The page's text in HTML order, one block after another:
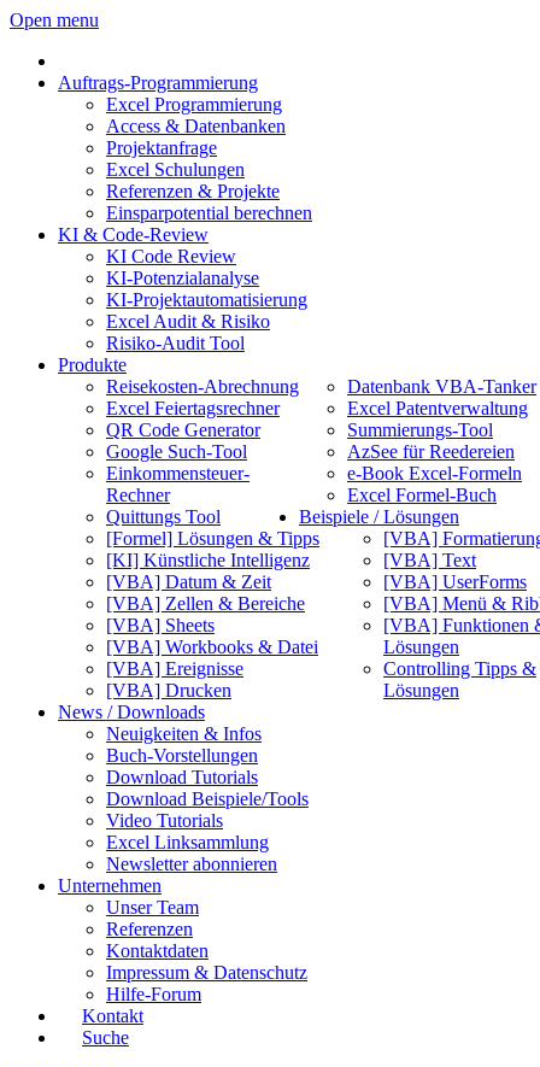
Open menu
Auftrags-Programmierung
Excel Programmierung
Access & Datenbanken
Projektanfrage
Excel Schulungen
Referenzen & Projekte
Einsparpotential berechnen
KI & Code-Review
KI Code Review
KI-Potenzialanalyse
KI-Projektautomatisierung
Excel Audit & Risiko
Risiko-Audit Tool
Produkte
Reisekosten-Abrechnung
Excel Feiertagsrechner
QR Code Generator
Google Such-Tool
Einkommensteuer-
Rechner
Quittungs Tool
Datenbank VBA-Tanker
Excel Patentverwaltung
Summierungs-Tool
AzSee für Reedereien
e-Book Excel-Formeln
Excel Formel-Buch
Beispiele / Lösungen
[Formel] Lösungen & Tipps
[KI] Künstliche Intelligenz
[VBA] Datum & Zeit
[VBA] Zellen & Bereiche
[VBA] Sheets
[VBA] Workbooks & Datei
[VBA] Ereignisse
[VBA] Drucken
[VBA]
[VBA] Text
[VBA] UserForms
[VBA] Menü &
[VBA] Funktionen
Lösungen
Controlling Tipps &
Lösungen
News / Downloads
Neuigkeiten & Infos
Buch-Vorstellungen
Download Tutorials
Download Beispiele/Tools
Video Tutorials
Excel Linksammlung
Newsletter abonnieren
Unternehmen
Unser Team
Referenzen
Kontaktdaten
Impressum & Datenschutz
Hilfe-Forum
Kontakt
Suche